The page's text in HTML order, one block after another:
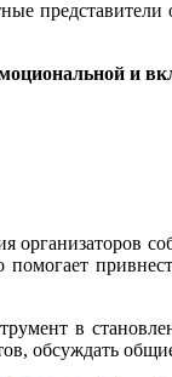
и
в
обсуждать